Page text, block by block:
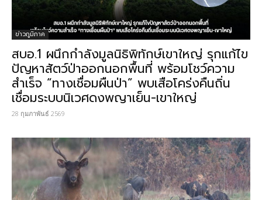
ข่าวภูมิภาค
สบอ.1 ผนึกกำลังมูลนิธิพิทักษ์เขาใหญ่ รุกแก้ไข
ปัญหาสัตว์ป่าออกนอกพื้นที่ พร้อมโชว์ความ
สำเร็จ “ทางเชื่อมผืนป่า” พบเสือโคร่งคืนถิ่น
เชื่อมระบบนิเวศดงพญาเย็น-เขาใหญ่
28 กุมภาพันธ์ 2569